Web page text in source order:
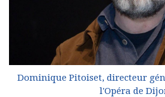
Dominique Pitoiset, directeur
l'Opéra de